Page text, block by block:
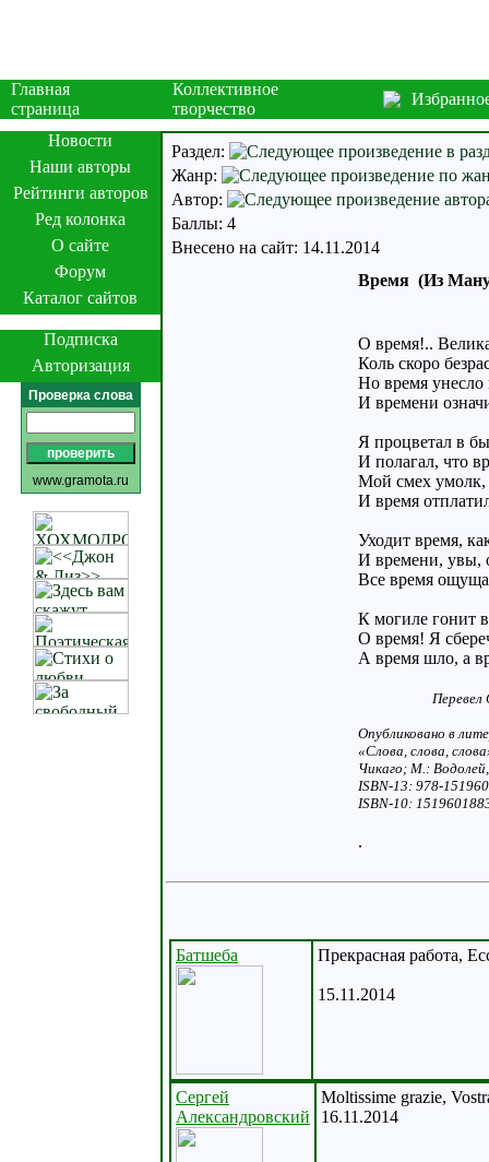
Главная
страница
Коллективное
творчество
Новости
Наши авторы
Рейтинги авторов
Ред колонка
О сайте
Форум
Каталог сайтов
Подписка
Авторизация
Проверка слова
www.gramota.ru
Раздел:
Жанр:
Автор:
Баллы: 4
Внесено на сайт: 14.11.2014
Время (Из
О время!..
Коль скоро
Но время унесло
И времени
Я процветал в
И полагал, что
Мой смех умолк,
И время
Уходит время,
И времени, увы,
Все время
К могиле гонит
О время! Я
А время шло, а
Перевел
Опубликовано в
«Слова, слова,
Чикаго; М.:
ISBN-13: 978-
ISBN-10:
.
Батшеба Прекрасная работа,
15.11.2014
Сергей
Александровский
Moltissime grazie,
16.11.2014